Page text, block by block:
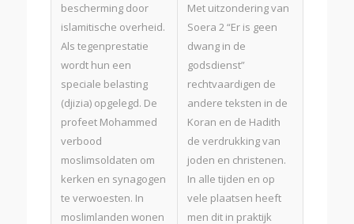
bescherming door
islamitische overheid.
Als tegenprestatie
wordt hun een
speciale belasting
(djizia) opgelegd. De
profeet Mohammed
verbood
moslimsoldaten om
kerken en synagogen
te verwoesten. In
moslimlanden wonen
Met uitzondering van
Soera 2 “Er is geen
dwang in de
godsdienst”
rechtvaardigen de
andere teksten in de
Koran en de Hadith
de verdrukking van
joden en christenen.
In alle tijden en op
vele plaatsen heeft
men dit in praktijk